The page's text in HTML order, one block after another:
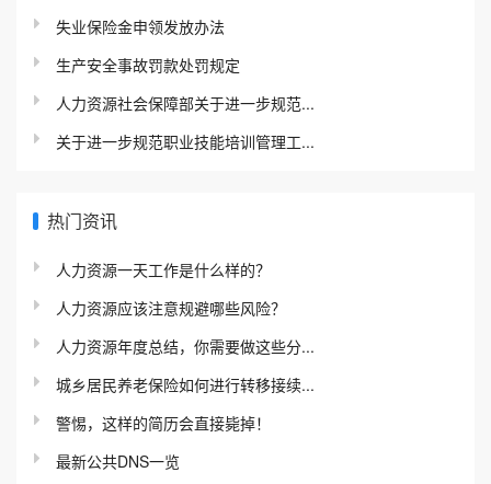
失业保险金申领发放办法
生产安全事故罚款处罚规定
人力资源社会保障部关于进一步规范...
关于进一步规范职业技能培训管理工...
热门资讯
人力资源一天工作是什么样的？
人力资源应该注意规避哪些风险？
人力资源年度总结，你需要做这些分...
城乡居民养老保险如何进行转移接续...
警惕，这样的简历会直接毙掉！
最新公共DNS一览